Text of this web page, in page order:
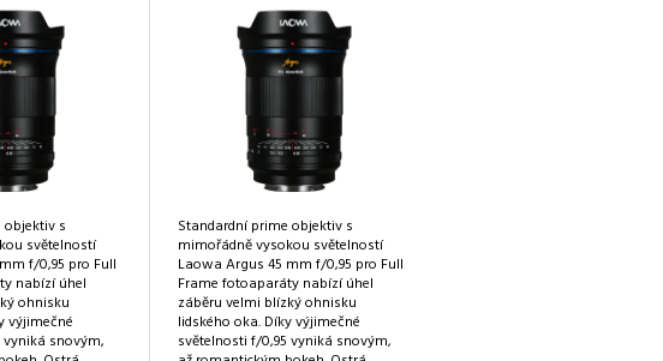
s
světelností
f/0,95 pro Full
nabízí úhel
ohnisku
výjimečné
snovým,
Standardní prime objektiv s
mimořádně vysokou světelností
Laowa Argus 45 mm f/0,95 pro Full
Frame fotoaparáty nabízí úhel
záběru velmi blízký ohnisku
lidského oka. Díky výjimečné
světelnosti f/0,95 vyniká snovým,